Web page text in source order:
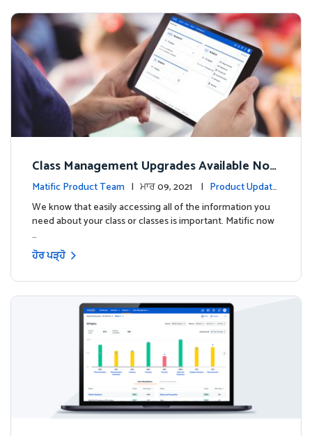
Class Management Upgrades Available Now
!Matific Product Team | ਮਾਰ 09, 2021 | Product Update
s
We know that easily accessing all of the information you
need about your class or classes is important. Matific now
…
ਹੋਰ ਪੜ੍ਹੋ